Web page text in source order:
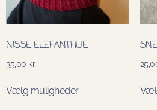
NISSE ELEFANTHUE
35,00 kr.
Vælg muligheder